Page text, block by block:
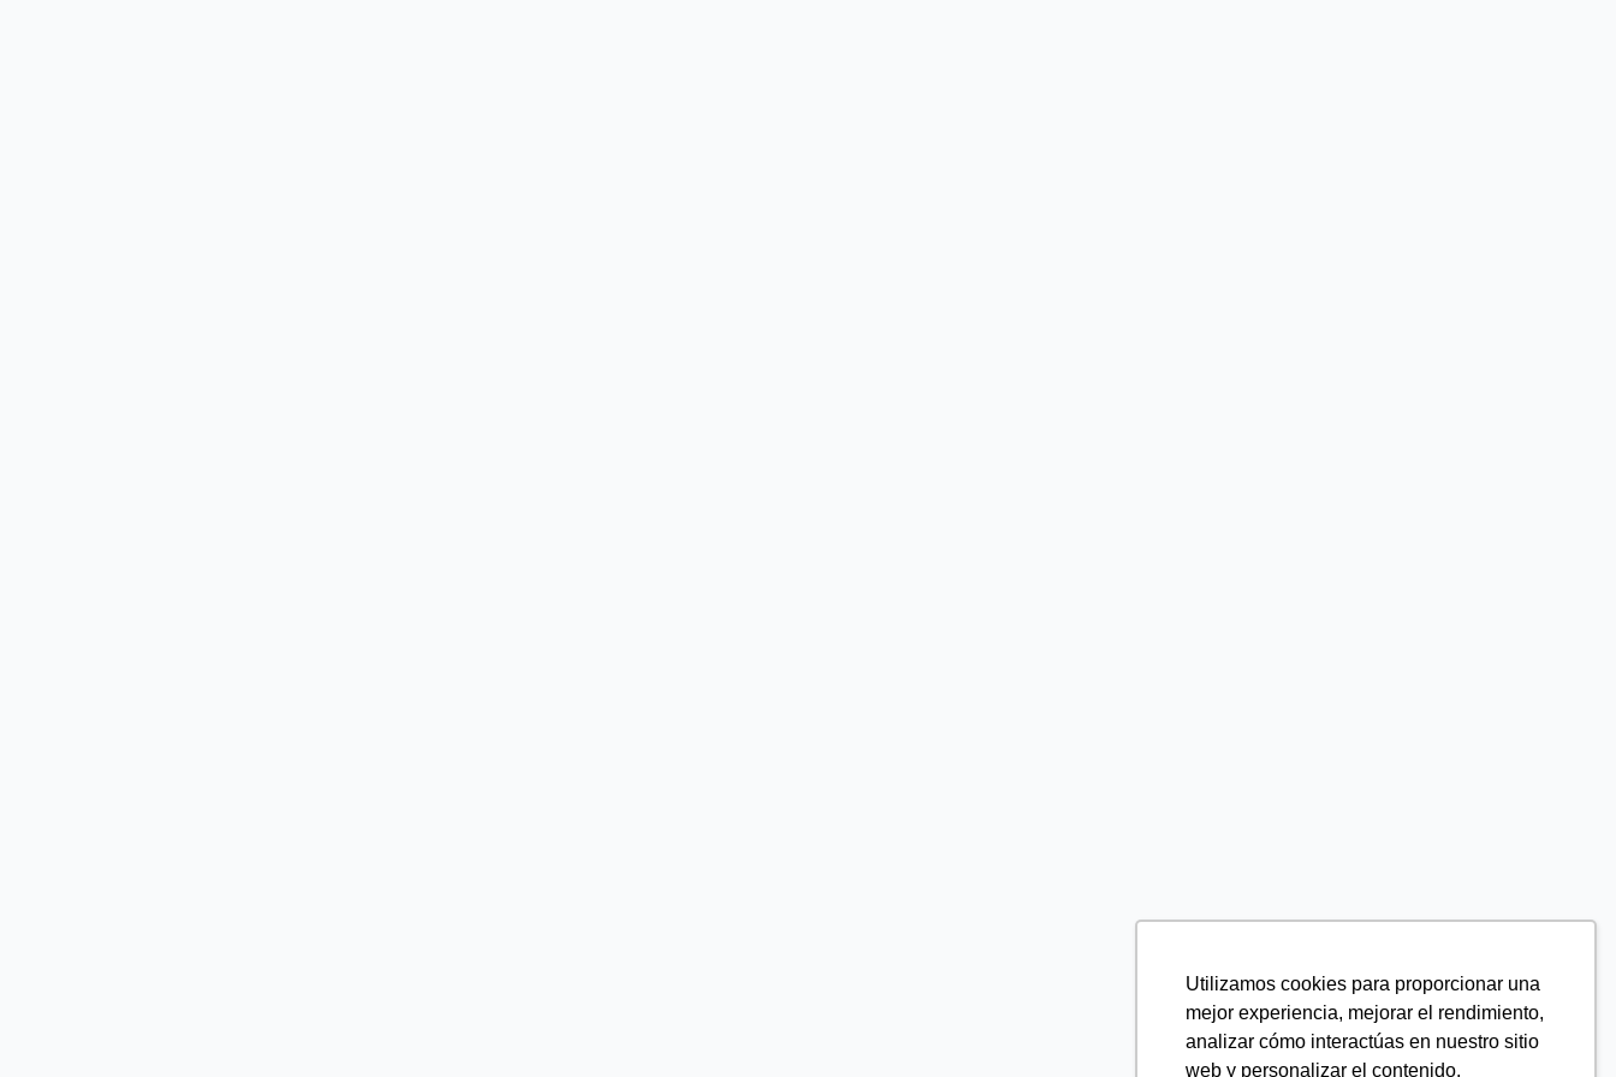
Utilizamos cookies para proporcionar una
mejor experiencia, mejorar el rendimiento,
analizar cómo interactúas en nuestro sitio
web y personalizar el contenido.